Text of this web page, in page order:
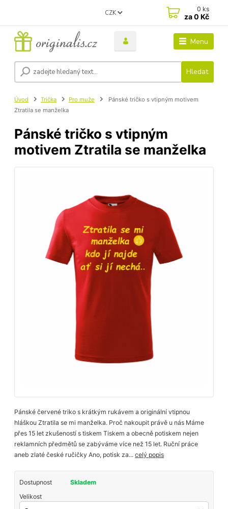
Menu
CZK
Hledat
0 ks
za0 Kč
Úvod Trička Pro muže
Pánské tričko s vtipným motivem
Ztratila se manželka
Pánské tričko s vtipným
motivem Ztratila se manželka
Pánské červené triko s krátkým rukávem a originální vtipnou
hláškou Ztratila se mi manželka. Proč nakoupit právě u nás Máme
přes 15 let zkušeností s tiskem Tiskem a obecně potiskem nejen
reklamních předmětů se zabýváme více než 15 let. Ruční práce
aneb zlaté české ručičky Ano, potisk za...celý popis
Dostupnost
Skladem
Velikost